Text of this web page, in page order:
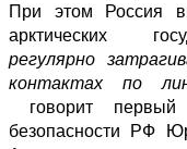
При этом Россия
арктических
регулярно
контактах по
говорит первый
безопасности РФ